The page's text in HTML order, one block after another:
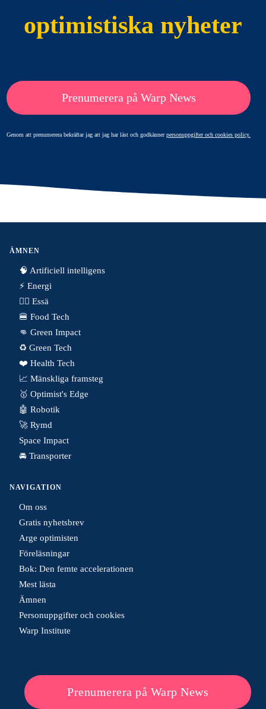
optimistiska nyheter
Prenumerera på Warp News
Genom att prenumerera bekräftar jag att jag har läst och godkännerpersonuppgifter och cookies policy.
ÄMNEN
🧠 Artificiell intelligens
⚡️ Energi
✍🏼 Essä
🍔 Food Tech
👊 Green Impact
♻️ Green Tech
❤️ Health Tech
📈 Mänskliga framsteg
🥇 Optimist's Edge
🤖 Robotik
🚀 Rymd
Space Impact
🚘 Transporter
NAVIGATION
Om oss
Gratis nyhetsbrev
Arge optimisten
Föreläsningar
Bok: Den femte accelerationen
Mest lästa
Ämnen
Personuppgifter och cookies
Warp Institute
Prenumerera på Warp News